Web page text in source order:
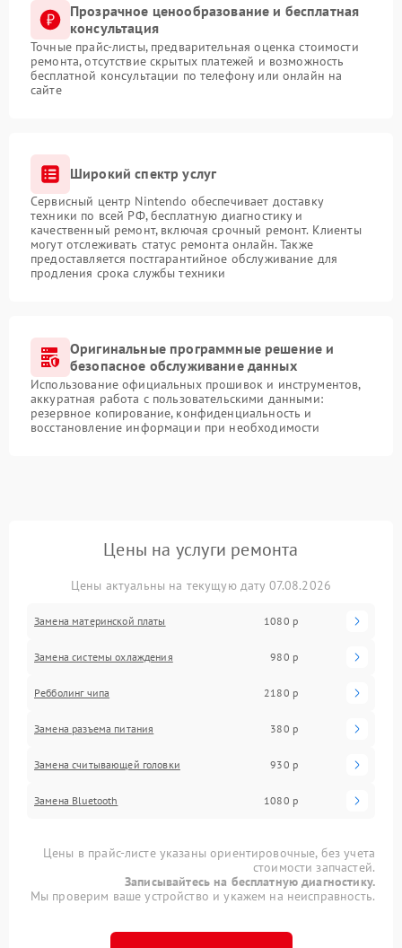
Прозрачное ценообразование и бесплатная
консультация
Точные прайс-листы, предварительная оценка стоимости
ремонта, отсутствие скрытых платежей и возможность
бесплатной консультации по телефону или онлайн на
сайте
Широкий спектр услуг
Сервисный центр Nintendo обеспечивает доставку
техники по всей РФ, бесплатную диагностику и
качественный ремонт, включая срочный ремонт. Клиенты
могут отслеживать статус ремонта онлайн. Также
предоставляется постгарантийное обслуживание для
продления срока службы техники
Оригинальные программные решение и
безопасное обслуживание данных
Использование официальных прошивок и инструментов,
аккуратная работа с пользовательскими данными:
резервное копирование, конфиденциальность и
восстановление информации при необходимости
Цены на услуги ремонта
Цены актуальны на текущую дату 07.08.2026
Замена материнской платы 1080 р
Замена системы охлаждения 980 р
Ребболинг чипа 2180 р
Замена разъема питания 380 р
Замена считывающей головки 930 р
Замена Bluetooth 1080 р
Цены в прайс-листе указаны ориентировочные, без учета
стоимости запчастей.
Записывайтесь на бесплатную диагностику.
Мы проверим ваше устройство и укажем на неисправность.